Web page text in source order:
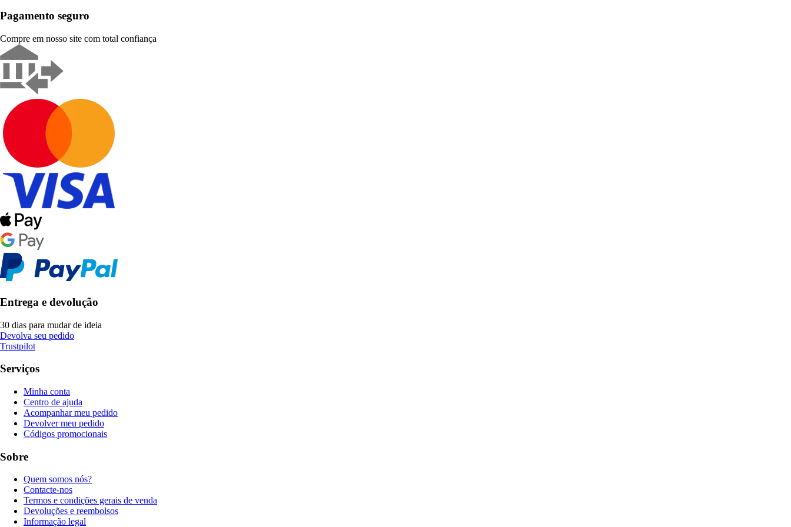
Pagamento seguro
Compre em nosso site com total confiança
Entrega e devolução
30 dias para mudar de ideia
Devolva seu pedido
Trustpilot
Serviços
Minha conta
Centro de ajuda
Acompanhar meu pedido
Devolver meu pedido
Códigos promocionais
Sobre
Quem somos nós?
Contacte-nos
Termos e condições gerais de venda
Devoluções e reembolsos
Informação legal